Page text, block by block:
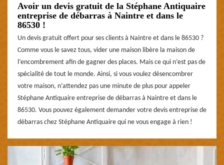
Avoir un devis gratuit de la Stéphane Antiquaire
entreprise de débarras à Naintre et dans le
86530 !
Un devis gratuit offert pour ses clients à Naintre et dans le 86530 ?
Comme vous le savez tous, vider une maison libère la maison de
l’encombrement afin de gagner des places. Mais ce qui n’est pas de
spécialité de tout le monde. Ainsi, si vous voulez désencombrer
votre maison, n’attendez pas une minute de plus pour appeler
Stéphane Antiquaire entreprise de débarras à Naintre et dans le
86530. Vous pouvez également demander votre devis entreprise de
débarras chez Stéphane Antiquaire qui ne vous engage à rien !